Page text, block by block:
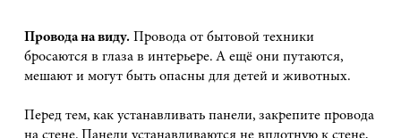
Провода на виду. Провода от бытовой техники
бросаются в глаза в интерьере. А ещё они путаются,
мешают и могут быть опасны для детей и животных.
Перед тем, как устанавливать панели, закрепите провода